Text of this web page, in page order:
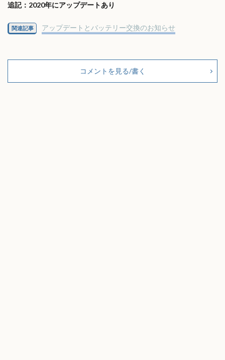
追記：2020年にアップデートあり
関連記事 アップデートとバッテリー交換のお知らせ
コメントを見る/書く